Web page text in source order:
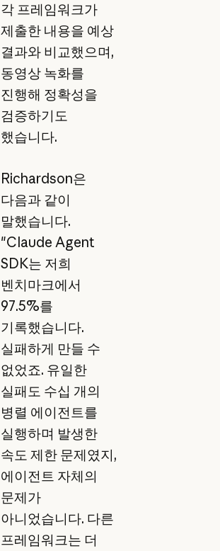
각 프레임워크가
제출한 내용을 예상
결과와 비교했으며,
동영상 녹화를
진행해 정확성을
검증하기도
했습니다.
Richardson은
다음과 같이
말했습니다.
"Claude Agent
SDK는 저희
벤치마크에서
97.5%를
기록했습니다.
실패하게 만들 수
없었죠. 유일한
실패도 수십 개의
병렬 에이전트를
실행하며 발생한
속도 제한 문제였지,
에이전트 자체의
문제가
아니었습니다. 다른
프레임워크는 더